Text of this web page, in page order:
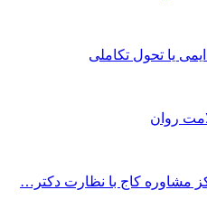
یا تحول تکاملی
روان
مشاوره کاج با نظارت دکتر…